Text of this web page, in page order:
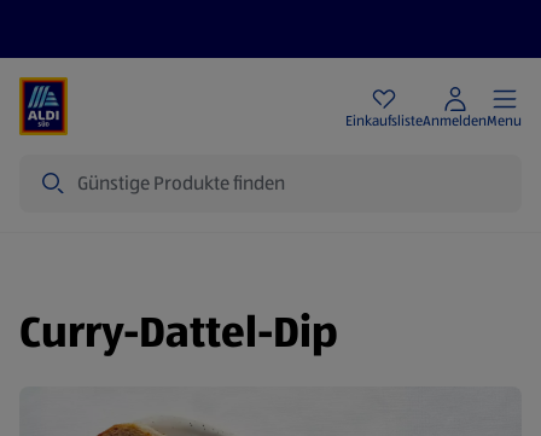
EinkaufslisteAnmeldenMenu
Curry-Dattel-Dip